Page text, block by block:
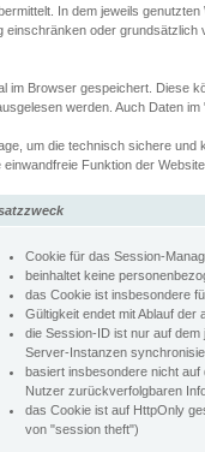
In dem jeweils
oder
im Browser gespeichert. Diese
werden. Auch Daten
um die technisch sichere
Funktion der
Cookie für das Session-
beinhaltet keine
das Cookie ist insbesondere
Gültigkeit endet mit Ablauf der
die Session-ID ist nur auf
Server-Instanzen
basiert insbesondere nicht
Nutzer zurückverfolgbaren
das Cookie ist auf HttpOnly
von "session theft")